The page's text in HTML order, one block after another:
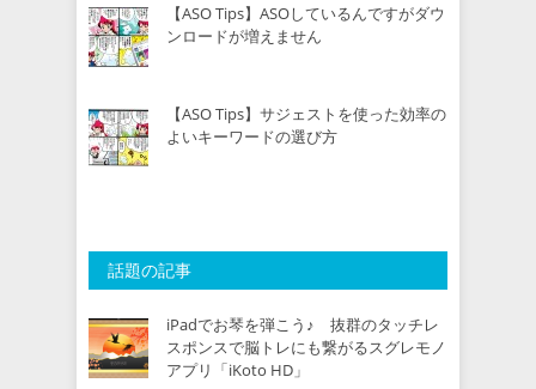
【ASO Tips】ASOしているんですがダウ
ンロードが増えません
【ASO Tips】サジェストを使った効率の
よいキーワードの選び方
話題の記事
iPadでお琴を弾こう♪ 抜群のタッチレ
スポンスで脳トレにも繋がるスグレモノ
アプリ「iKoto HD」